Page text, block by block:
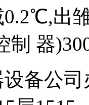
出
制 器
备公